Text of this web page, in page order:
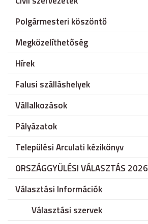
Polgármesteri köszöntő
Megközelíthetőség
Hírek
Falusi szálláshelyek
Vállalkozások
Pályázatok
Települési Arculati kézikönyv
ORSZÁGGYÜLÉSI VÁLASZTÁS 2026
Választási Információk
Választási szervek